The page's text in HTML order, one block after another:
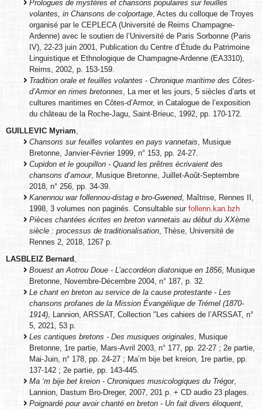
Prologues de mystères et chansons populaires sur feuilles
volantes, in Chansons de colportage , Actes du colloque de Troyes
organisé par le CEPLECA (Université de Reims Champagne-
Ardenne) avec le soutien de l’Université de Paris Sorbonne (Paris
IV), 22-23 juin 2001, Publication du Centre d’Étude du Patrimoine
Linguistique et Ethnologique de Champagne-Ardenne (EA3310),
Reims, 2002, p. 153-159.
Tradition orale et feuilles volantes - Chronique maritime des Côtes-
d’Armor en rimes bretonnes , La mer et les jours, 5 siècles d’arts et
cultures maritimes en Côtes-d’Armor, in Catalogue de l’exposition
du château de la Roche-Jagu, Saint-Brieuc, 1992, pp. 170-172.
GUILLEVIC Myriam,
Chansons sur feuilles volantes en pays vannetais, Musique
Bretonne, Janvier-Février 1999, n° 153, pp. 24-27.
Cupidon et le goupillon - Quand les prêtres écrivaient des
chansons d’amour, Musique Bretonne, Juillet-Août-Septembre
2018, n° 256, pp. 34-39.
Kanennou war follennou-distag e bro-Gwened, Maîtrise, Rennes II,
1998, 3 volumes non paginés. Consultable sur follenn.kan.bzh
Pièces chantées écrites en breton vannetais au début du XXème
siècle : processus de traditionalisation, Thèse, Université de
Rennes 2, 2018, 1267 p.
LASBLEIZ Bernard ,
Bouest an Aotrou Doue - L’accordéon diatonique en 1856, Musique
Bretonne, Novembre-Décembre 2004, n° 187, p. 32.
Le chant en breton au service de la cause protestante - Les
chansons profanes de la Mission Évangélique de Trémel (1870-
1914), Lannion, ARSSAT, Collection "Les cahiers de l’ARSSAT, n°
5, 2021, 53 p.
Les cantiques bretons - Des musiques originales, Musique
Bretonne, 1re partie, Mars-Avril 2003, n° 177, pp. 22-27 ; 2e partie,
Mai-Juin, n° 178, pp. 24-27 ; Ma’m bije bet kreion, 1re partie, pp.
137-142 ; 2e partie, pp. 143-445.
Ma ‘m bije bet kreion - Chroniques musicologiques du Trégor,
Lannion, Dastum Bro-Dreger, 2007, 201 p. + CD audio 23 plages.
Poignardé pour avoir chanté en breton - Un fait divers éloquent,